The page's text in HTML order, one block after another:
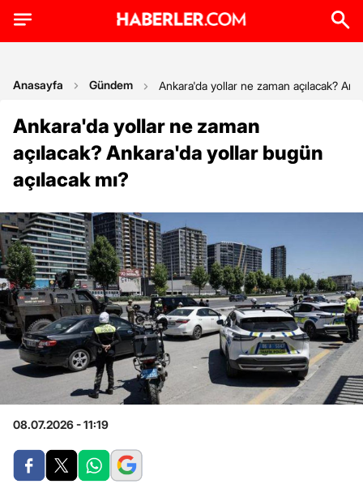
Anasayfa Gündem Ankara'da yollar ne zaman açılacak?
Ankara'da yollar ne zaman
açılacak? Ankara'da yollar bugün
açılacak mı?
08.07.2026 - 11:19